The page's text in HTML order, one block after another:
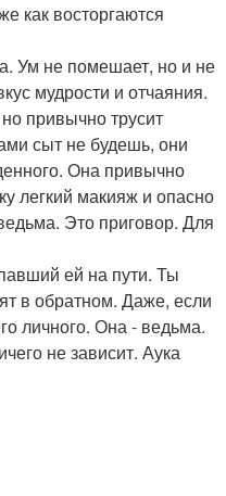
как восторгаются
Ум не помешает, но и не
мудрости и отчаяния.
привычно трусит
сыт не будешь, они
Она привычно
легкий макияж и опасно
Это приговор. Для
ей на пути. Ты
в обратном. Даже, если
личного. Она - ведьма.
не зависит. Аука